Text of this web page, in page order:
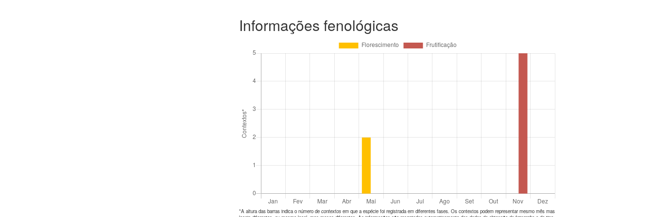
Informações fenológicas
*A altura das barras indica o número de contextos em que a espécie foi registrada em diferentes fases. Os contextos podem representar mesmo mês mas